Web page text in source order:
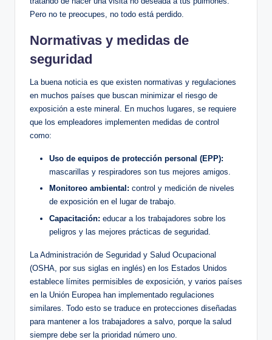
Pero ⁣no te preocupes, no todo está⁤ perdido.
Normativas y medidas de ​
seguridad
La buena noticia es que existen normativas⁣ y regulaciones
en muchos ‌países que​ buscan⁤ minimizar el riesgo de
exposición a este mineral. En muchos lugares, se requiere
que los empleadores implementen medidas ⁤de control
‌como:
Uso de equipos de protección personal ⁣(EPP):
mascarillas y respiradores⁣ son tus mejores amigos.
Monitoreo ambiental: ‌control​ y medición ‍de niveles
de exposición en el lugar de trabajo.
Capacitación: educar‌ a los trabajadores sobre los
peligros y las mejores prácticas⁢ de seguridad.
La Administración ​de Seguridad⁤ y Salud Ocupacional
(OSHA, por⁤ sus siglas en inglés) ​en los Estados Unidos
establece límites⁢ permisibles de exposición, y varios países
en​ la‌ Unión Europea han implementado regulaciones
similares. Todo esto se ​traduce en protecciones diseñadas
para mantener a ⁤los trabajadores a salvo, ⁣porque ‌la salud
siempre debe ‍ser la ​prioridad número⁢ uno.